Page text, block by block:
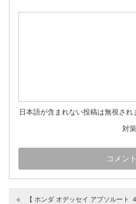
日本語が含まれない投稿は無視さ
対策
【 ホンダ オデッセイ アブソルート